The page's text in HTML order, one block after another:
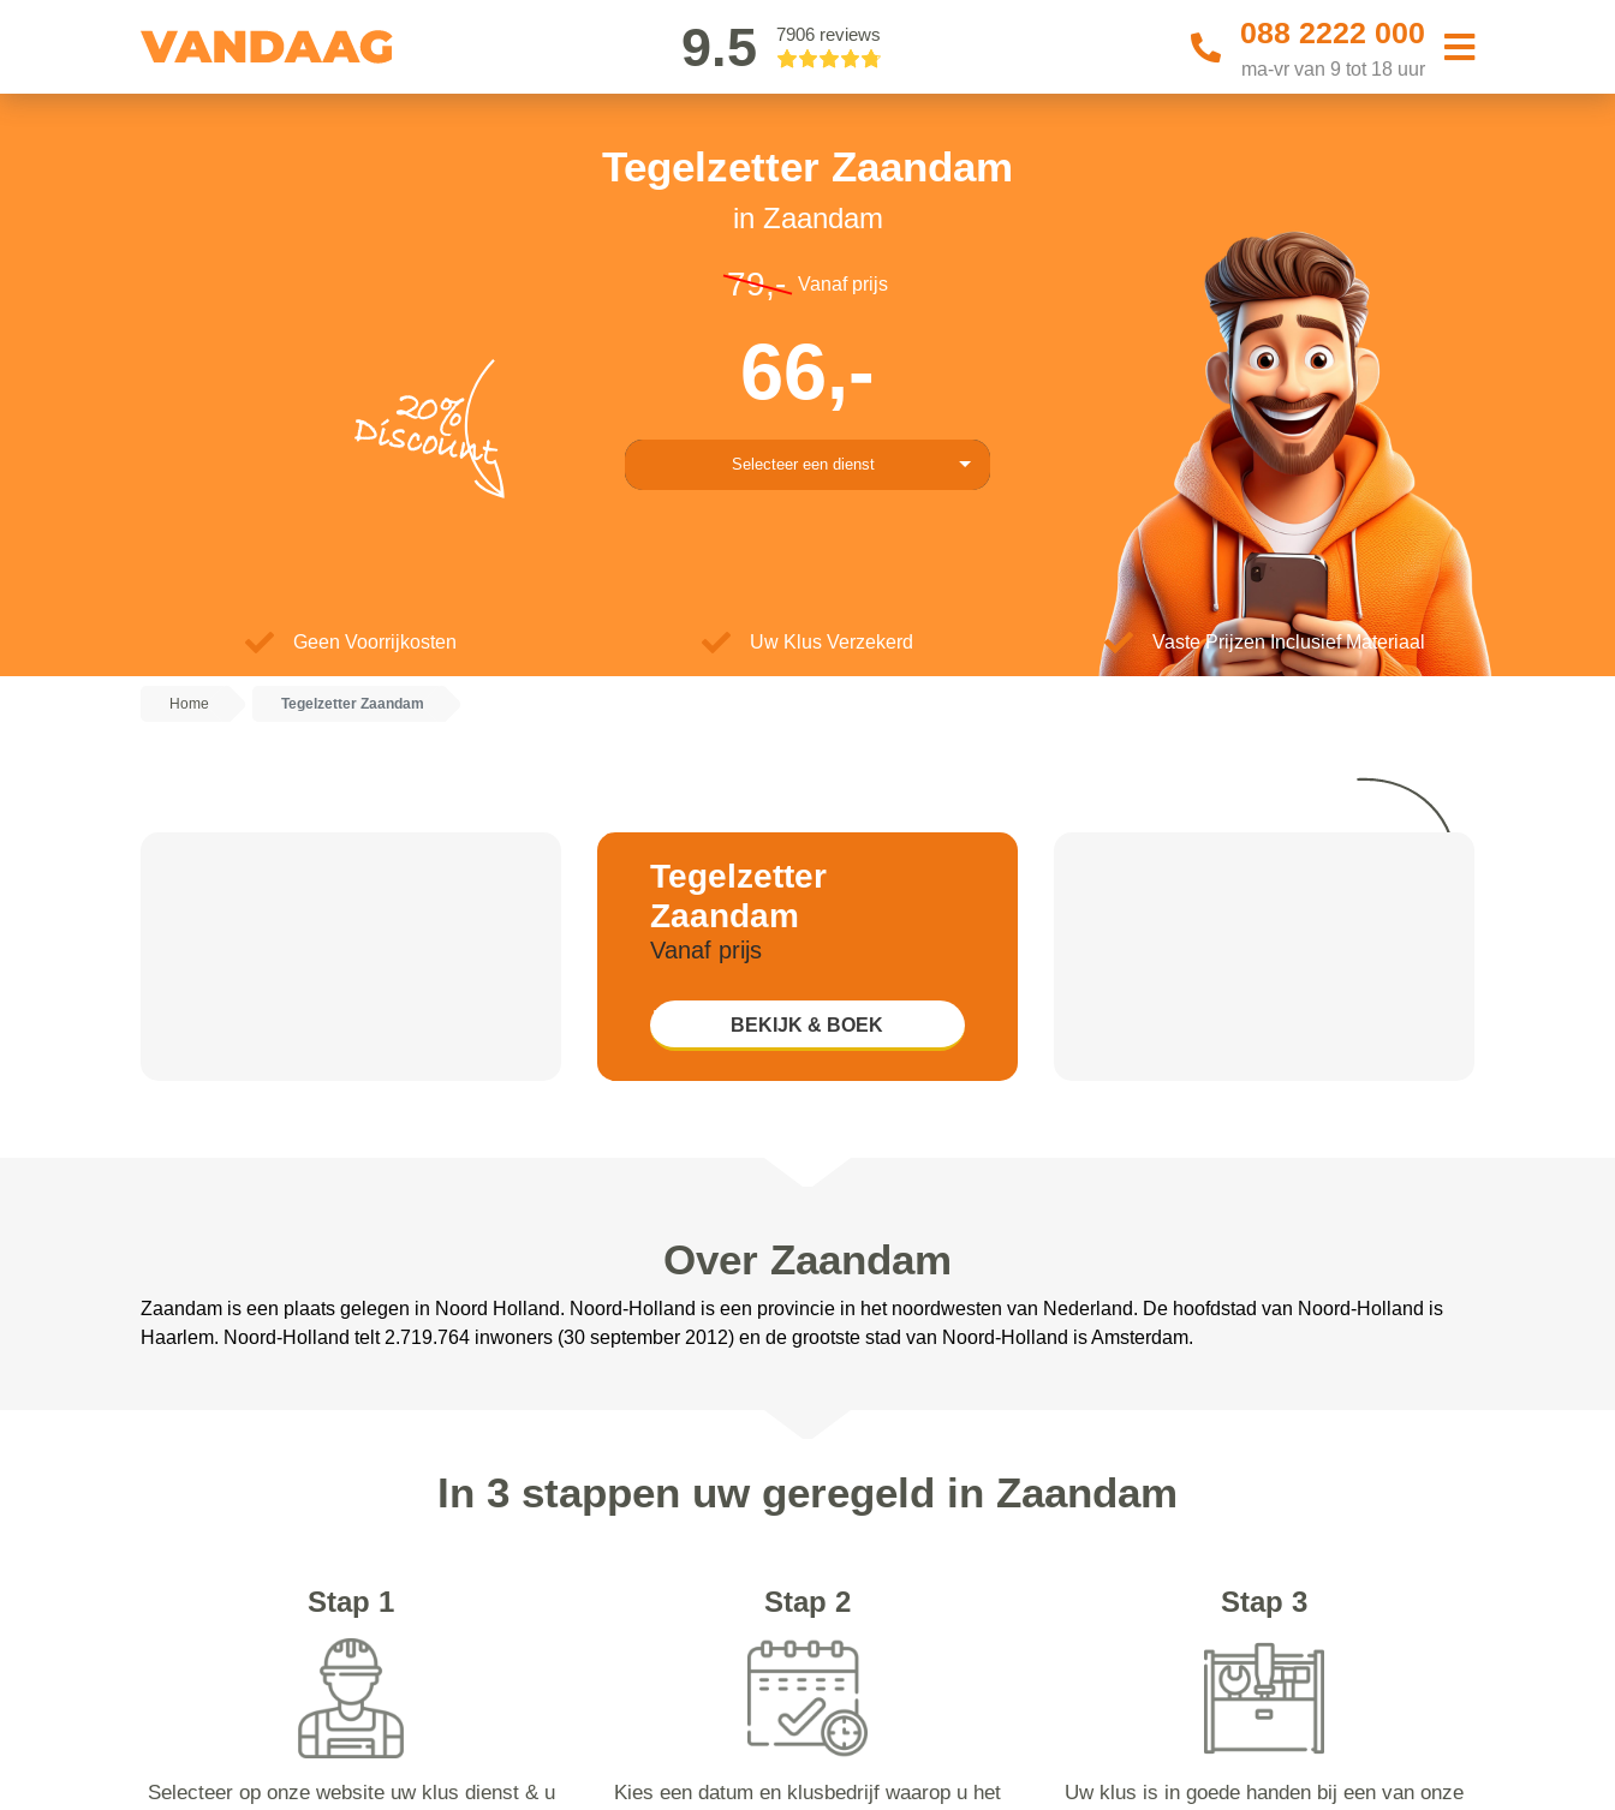
9.5 7906 reviews 088 2222 000
ma-vr van 9 tot 18 uur
Tegelzetter Zaandam
in Zaandam
20%
Discount
79,- Vanaf prijs
66,-
Selecteer een dienst
Geen Voorrijkosten Uw Klus Verzekerd Vaste Prijzen Inclusief Materiaal
Home Tegelzetter Zaandam
Tegelzetter
Zaandam
Vanaf prijs
, BEKIJK & BOEK
Over Zaandam
Zaandam is een plaats gelegen in Noord Holland. Noord-Holland is een provincie in het noordwesten van Nederland. De hoofdstad van Noord-Holland is
Haarlem. Noord-Holland telt 2.719.764 inwoners (30 september 2012) en de grootste stad van Noord-Holland is Amsterdam.
In 3 stappen uw geregeld in Zaandam
Stap 1
Selecteer op onze website uw klus dienst & u
Stap 2
Kies een datum en klusbedrijf waarop u het
Stap 3
Uw klus is in goede handen bij een van onze